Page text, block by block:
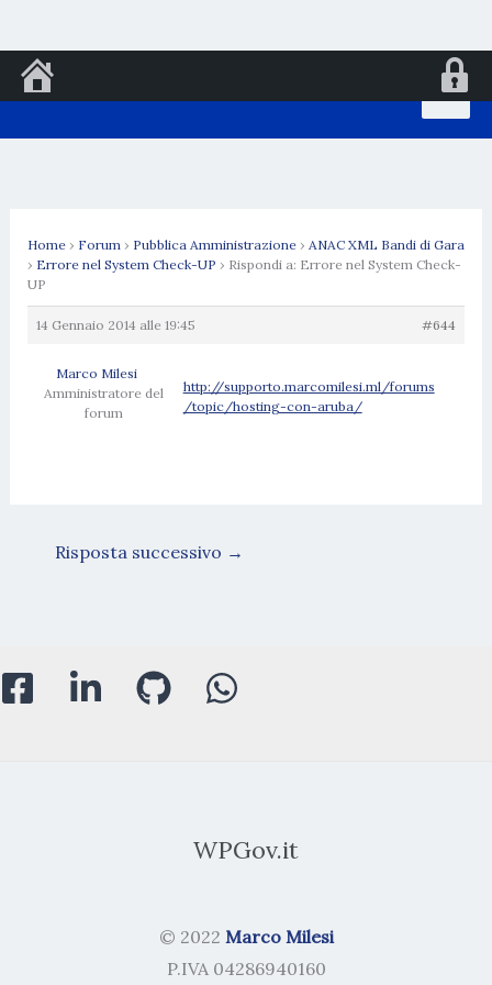
al
Home › Forum › Pubblica Amministrazione › ANAC XML Bandi di Gara
› Errore nel System Check-UP › Rispondi a: Errore nel System Check-
UP
14 Gennaio 2014 alle 19:45 #644
Marco Milesi
Amministratore del
forum
http://supporto.marcomilesi.ml/forums
/topic/hosting-con-aruba/
Risposta successivo →
WPGov.it
© 2022 Marco Milesi
P.IVA 04286940160